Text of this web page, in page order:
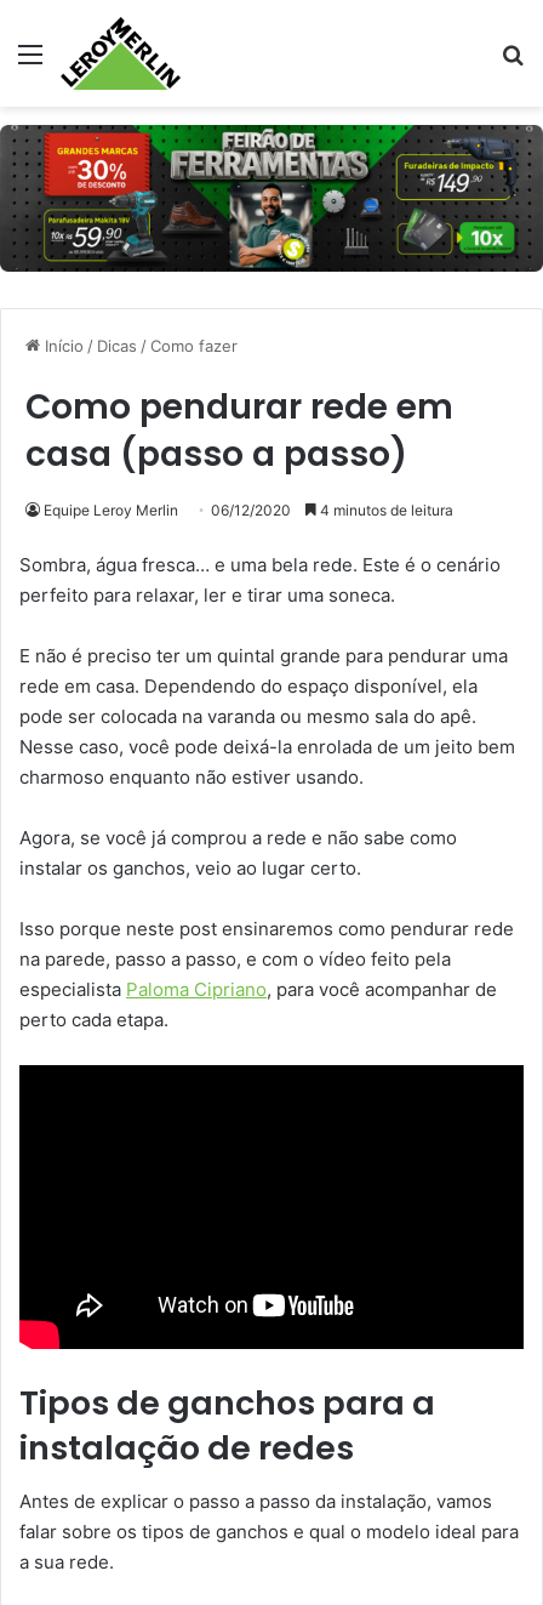
Menu
Início / Dicas /Como fazer
Como pendurar rede em
casa (passo a passo)
Equipe Leroy Merlin 06/12/2020 4 minutos de leitura
Sombra, água fresca… e uma bela rede. Este é o cenário
perfeito para relaxar, ler e tirar uma soneca.
E não é preciso ter um quintal grande para pendurar uma
rede em casa. Dependendo do espaço disponível, ela
pode ser colocada na varanda ou mesmo sala do apê.
Nesse caso, você pode deixá-la enrolada de um jeito bem
charmoso enquanto não estiver usando.
Agora, se você já comprou a rede e não sabe como
instalar os ganchos, veio ao lugar certo.
Isso porque neste post ensinaremos como pendurar rede
na parede, passo a passo, e com o vídeo feito pela
especialista Paloma Cipriano, para você acompanhar de
perto cada etapa.
Tipos de ganchos para a
instalação de redes
Antes de explicar o passo a passo da instalação, vamos
falar sobre os tipos de ganchos e qual o modelo ideal para
a sua rede.